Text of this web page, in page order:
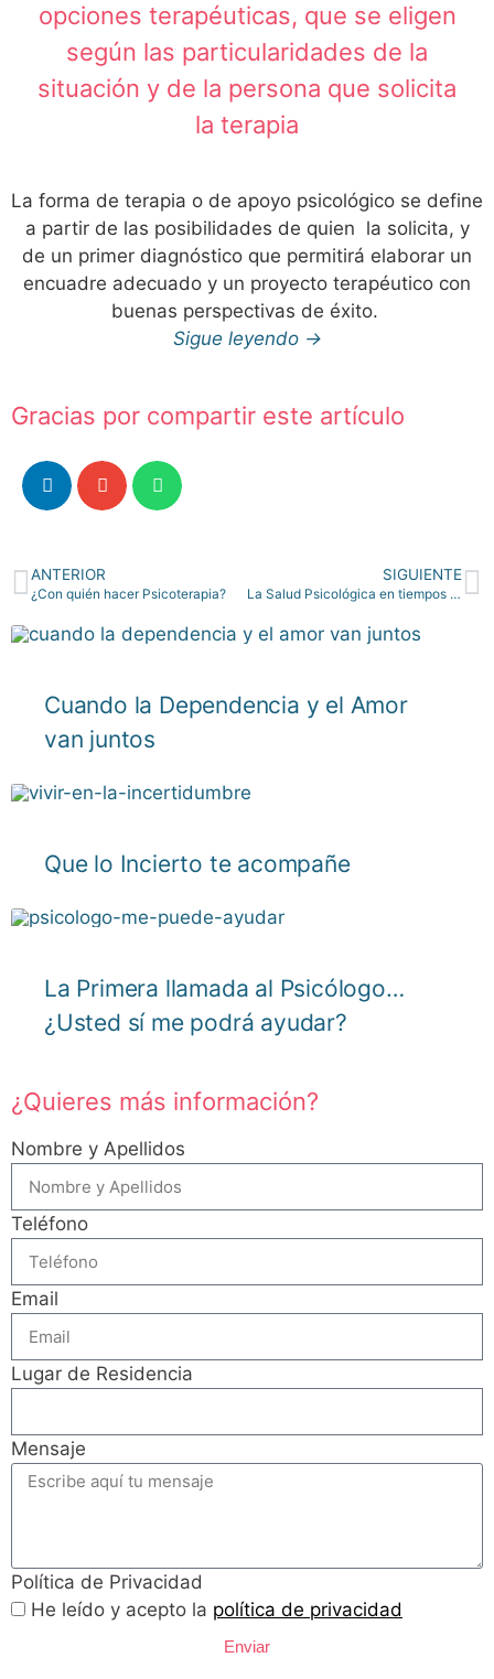
opciones terapéuticas, que se eligen
según las particularidades de la
situación y de la persona que solicita
la terapia
La forma de terapia o de apoyo psicológico se define
a partir de las posibilidades de quien la solicita, y
de un primer diagnóstico que permitirá elaborar un
encuadre adecuado y un proyecto terapéutico con
buenas perspectivas de éxito.
Sigue leyendo →
Gracias por compartir este artículo
ANTERIOR
¿Con quién hacer Psicoterapia?
SIGUIENTE
La Salud Psicológica en tiempos de Crisis
Cuando la Dependencia y el Amor
van juntos
Que lo Incierto te acompañe
La Primera llamada al Psicólogo…
¿Usted sí me podrá ayudar?
¿Quieres más información?
Nombre y Apellidos
Teléfono
Email
Lugar de Residencia
Mensaje
Política de Privacidad
He leído y acepto la política de privacidad
Enviar